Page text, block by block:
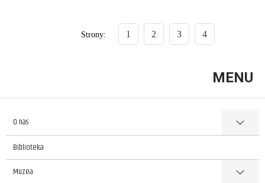
Strony: 1 2 3 4
MENU
O nas
Biblioteka
Muzea